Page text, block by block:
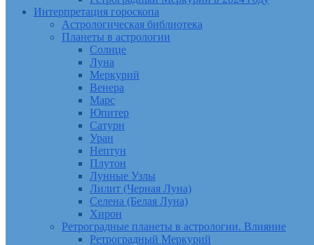
Интерпретация гороскопа
Астрологическая библиотека
Планеты в астрологии
Солнце
Луна
Меркурий
Венера
Марс
Юпитер
Сатурн
Уран
Нептун
Плутон
Лунные Узлы
Лилит (Черная Луна)
Селена (Белая Луна)
Хирон
Ретроградные планеты в астрологии. Влияние
Ретроградный Меркурий